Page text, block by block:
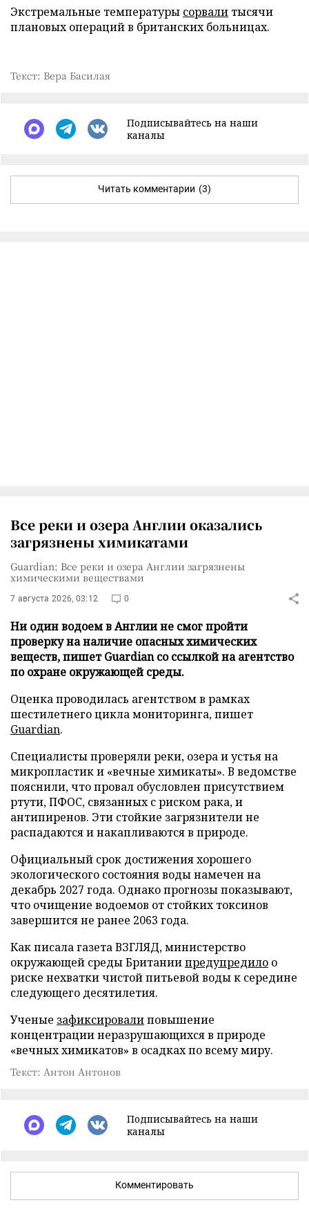
Экстремальные температуры сорвали тысячи
плановых операций в британских больницах.
Текст: Вера Басилая
Подписывайтесь на наши
каналы
Читать комментарии (3)
Все реки и озера Англии оказались
загрязнены химикатами
Guardian: Все реки и озера Англии загрязнены
химическими веществами
7 августа 2026, 03:12 0
Ни один водоем в Англии не смог пройти
проверку на наличие опасных химических
веществ, пишет Guardian со ссылкой на агентство
по охране окружающей среды.
Оценка проводилась агентством в рамках
шестилетнего цикла мониторинга, пишет
Guardian.
Специалисты проверяли реки, озера и устья на
микропластик и «вечные химикаты». В ведомстве
пояснили, что провал обусловлен присутствием
ртути, ПФОС, связанных с риском рака, и
антипиренов. Эти стойкие загрязнители не
распадаются и накапливаются в природе.
Официальный срок достижения хорошего
экологического состояния воды намечен на
декабрь 2027 года. Однако прогнозы показывают,
что очищение водоемов от стойких токсинов
завершится не ранее 2063 года.
Как писала газета ВЗГЛЯД, министерство
окружающей среды Британиипредупредило о
риске нехватки чистой питьевой воды к середине
следующего десятилетия.
Ученые зафиксировалиповышение
концентрации неразрушающихся в природе
«вечных химикатов» в осадках по всему миру.
Текст: Антон Антонов
Подписывайтесь на наши
каналы
Комментировать